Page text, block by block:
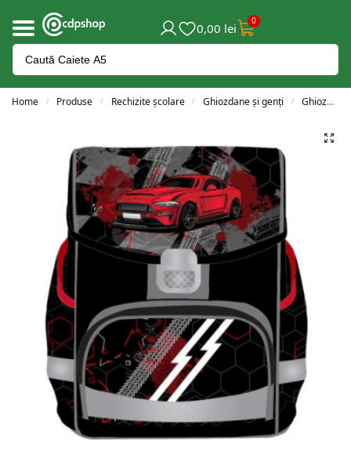
0,00 lei 0
Home / Produse / Rechizite școlare / Ghiozdane și genți / Ghiozdane clasele 0-2